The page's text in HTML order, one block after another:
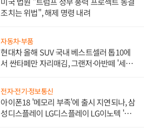
조치는 위법", 해제 명령 내려
자동차·부품
현대차 올해 SUV 국내 베스트셀러 톱10에
서 싼타페만 자리매김, 그랜저·아반떼 '세단
전자·전기·정보통신
아이폰18 '메모리 부족'에 출시 지연되나, 삼
성디스플레이 LG디스플레이 LG이노텍 '탈